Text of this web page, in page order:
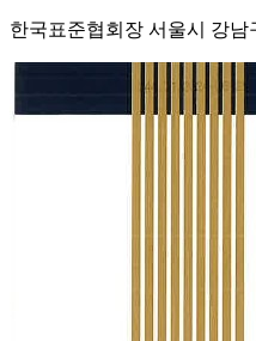
한국표준협회장 서울시 강남